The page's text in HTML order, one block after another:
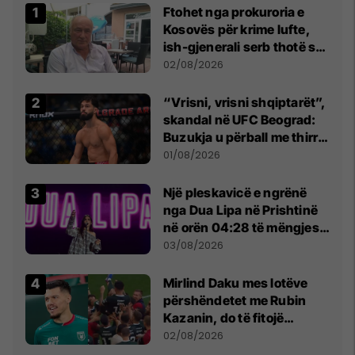
Ftohet nga prokuroria e
Kosovës për krime lufte,
ish-gjenerali serb thotë se
dikush e tradhtoi në
02/08/2026
“Vrisni, vrisni shqiptarët”,
skandal në UFC Beograd:
Buzukja u përball me thirrje
anti-shqiptare nga
01/08/2026
Një pleskavicë e ngrënë
nga Dua Lipa në Prishtinë
në orën 04:28 të mëngjesit
- dhe bota digjitale serbe
03/08/2026
Mirlind Daku mes lotëve
përshëndetet me Rubin
Kazanin, do të fitojë
miliona te Spartak Moska
02/08/2026